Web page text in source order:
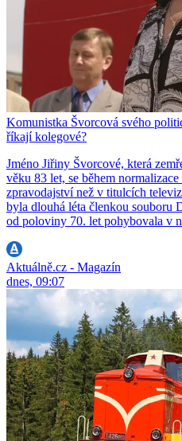
Komunistka Švorcová svého
říkají kolegové?
Jméno Jiřiny Švorcové, která
věku 83 let, se během
zpravodajství než v titulcích
byla dlouhá léta členkou souboru
od poloviny 70. let pohybovala v
Aktuálně.cz - Magazín
dnes, 09:07